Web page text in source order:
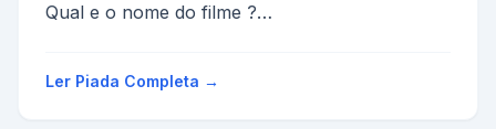
Qual e o nome do filme ?
Ler Piada Completa →